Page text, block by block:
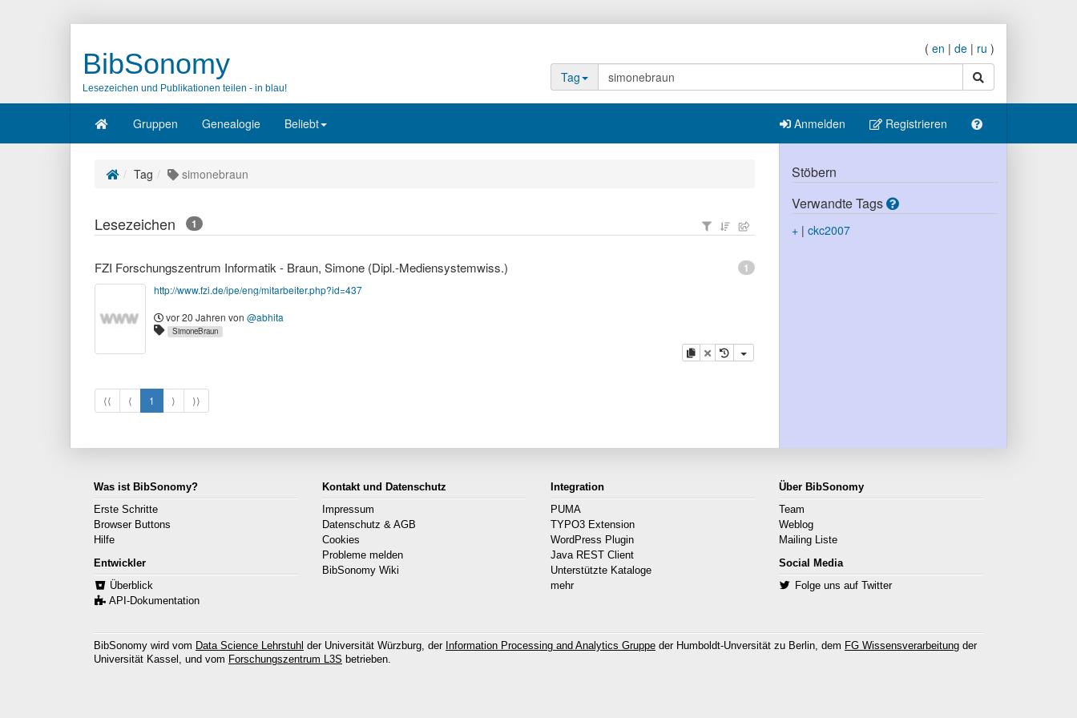
BibSonomy
Lesezeichen und Publikationen teilen - in blau!
( en | de | ru )
Tag
Suche
Gruppen Genealogie Beliebt Anmelden Registrieren
Tag simonebraun
Lesezeichen 1
1
FZI Forschungszentrum Informatik - Braun, Simone (Dipl.-Mediensystemwiss.)
http://www.fzi.de/ipe/eng/mitarbeiter.php?id=437
vor 20 Jahren von @abhita
SimoneBraun
Kopieren
Löschen
⟨⟨ ⟨ 1 ⟩ ⟩⟩
Stöbern
Verwandte Tags
+| ckc2007
Was ist BibSonomy?
Erste Schritte
Browser Buttons
Hilfe
Entwickler
Überblick
API-Dokumentation
Kontakt und Datenschutz
Impressum
Datenschutz & AGB
Cookies
Probleme melden
BibSonomy Wiki
Integration
PUMA
TYPO3 Extension
WordPress Plugin
Java REST Client
Unterstützte Kataloge
mehr
Über BibSonomy
Team
Weblog
Mailing Liste
Social Media
Folge uns auf Twitter
BibSonomy wird vom Data Science Lehrstuhl der Universität Würzburg, der Information Processing and Analytics Gruppe der Humboldt-Unversität zu Berlin, dem FG Wissensverarbeitung der
Universität Kassel, und vom Forschungszentrum L3S betrieben.